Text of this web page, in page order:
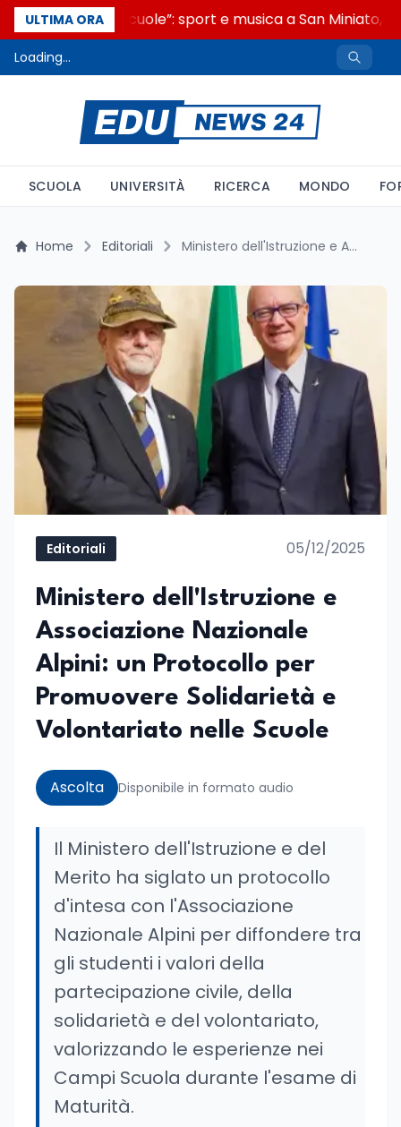
ULTIMA ORA
“Noi siamo le Scuole”: sport e musica a San Miniato,
Loading...
SCUOLA UNIVERSITÀ RICERCA MONDO
Home Editoriali Ministero dell'Istruzione e Associazione Nazionale Alpini: un Protocollo per Promuovere Solidarietà e Volontariato nelle Scuole
Editoriali 05/12/2025
Ministero dell'Istruzione e
Associazione Nazionale
Alpini: un Protocollo per
Promuovere Solidarietà e
Volontariato nelle Scuole
Ascolta Disponibile in formato audio
Il Ministero dell'Istruzione e del
Merito ha siglato un protocollo
d'intesa con l'Associazione
Nazionale Alpini per diffondere tra
gli studenti i valori della
partecipazione civile, della
solidarietà e del volontariato,
valorizzando le esperienze nei
Campi Scuola durante l'esame di
Maturità.